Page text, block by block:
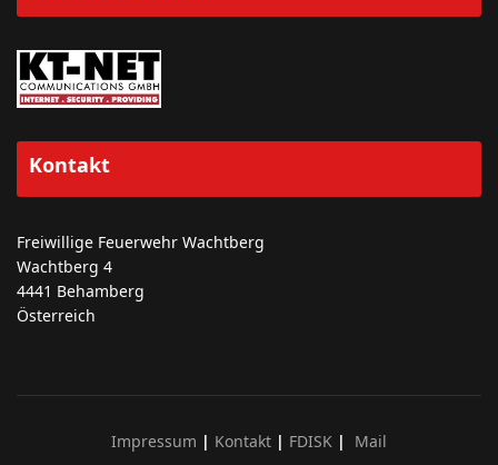
Kontakt
Freiwillige Feuerwehr Wachtberg
Wachtberg 4
4441 Behamberg
Österreich
Impressum | Kontakt | FDISK | Mail